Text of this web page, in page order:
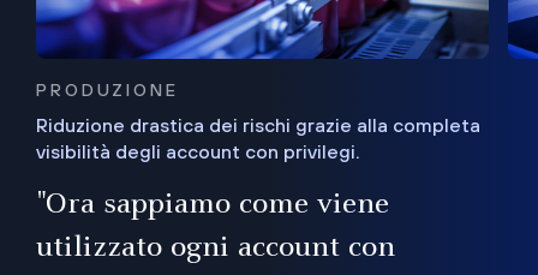
PRODUZIONE
Riduzione drastica dei rischi grazie alla completa
visibilità degli account con privilegi.
"Ora sappiamo come viene
utilizzato ogni account con